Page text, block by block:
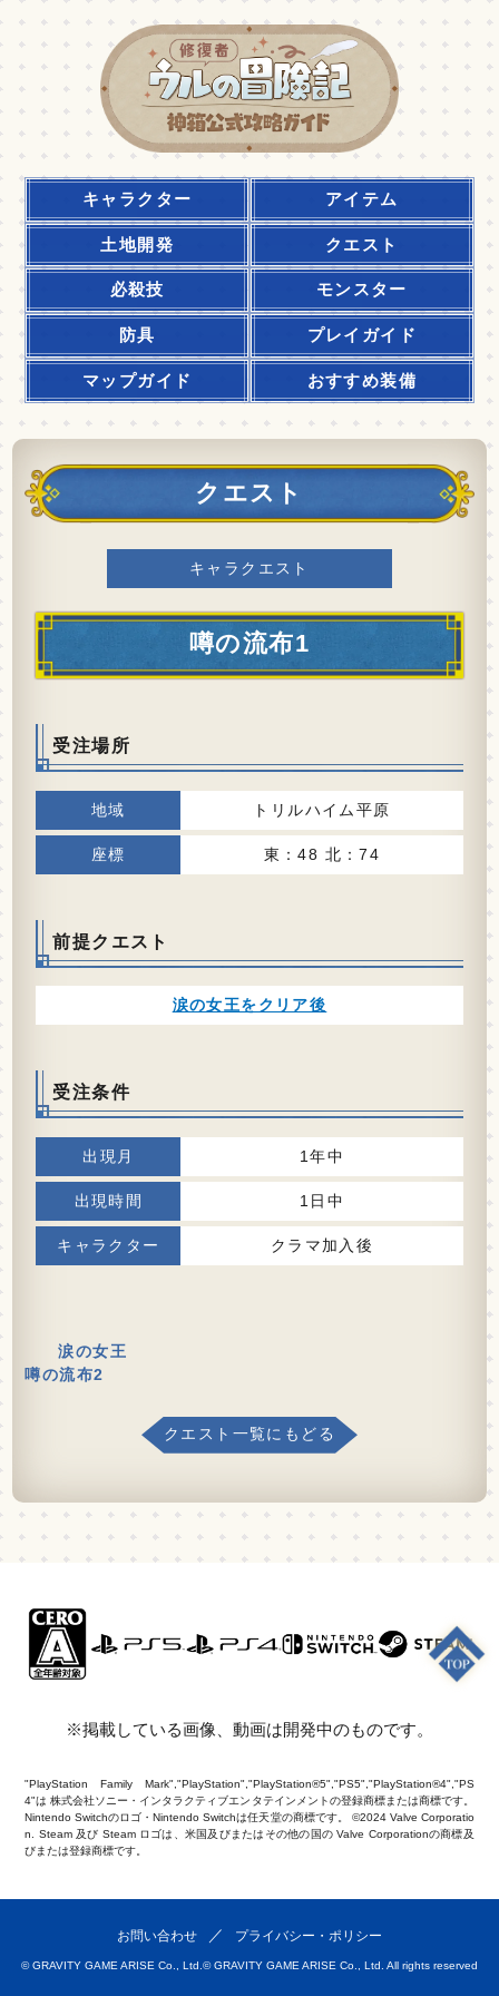
キャラクター アイテム
土地開発 クエスト
必殺技 モンスター
防具 プレイガイド
マップガイド おすすめ装備
クエスト
キャラクエスト
噂の流布1
受注場所
トリルハイム平原
東：48 北：74
前提クエスト
涙の女王をクリア後
受注条件
1年中
1日中
クラマ加入後
涙の女王
噂の流布2
クエスト一覧にもどる
※掲載している画像、動画は開発中のものです。
"PlayStation Family Mark","PlayStation","PlayStation®5","PS5","PlayStation®4","PS
4"は 株式会社ソニー・インタラクティブエンタテインメントの登録商標または商標です。
Nintendo Switchのロゴ・Nintendo Switchは任天堂の商標です。 ©2024 Valve Corporatio
n. Steam 及び Steam ロゴは、米国及びまたはその他の国の Valve Corporationの商標及
びまたは登録商標です。
お問い合わせ プライバシー・ポリシー
© GRAVITY GAME ARISE Co., Ltd. © GRAVITY GAME ARISE Co., Ltd. All rights reserved